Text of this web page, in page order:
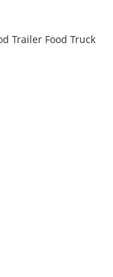
Trailer Food Truck